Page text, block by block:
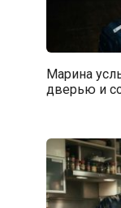
Марина
дверью и